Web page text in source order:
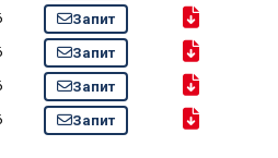
Запит
Запит
Запит
Запит